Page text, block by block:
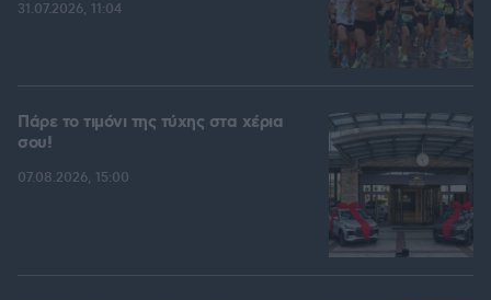
31.07.2026, 11:04
Πάρε το τιμόνι της τύχης στα χέρια
σου!
07.08.2026, 15:00